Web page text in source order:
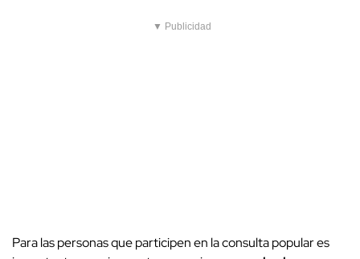
▼ Publicidad
Para las personas que participen en la consulta popular es